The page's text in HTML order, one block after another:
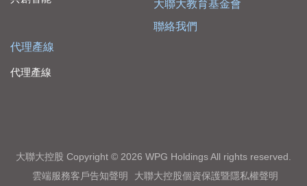
代理產線
代理產線
大聯大教育基金會
聯絡我們
大聯大控股 Copyright © 2026 WPG Holdings All rights reserved.
雲端服務客戶告知聲明
大聯大控股個資保護暨隱私權聲明